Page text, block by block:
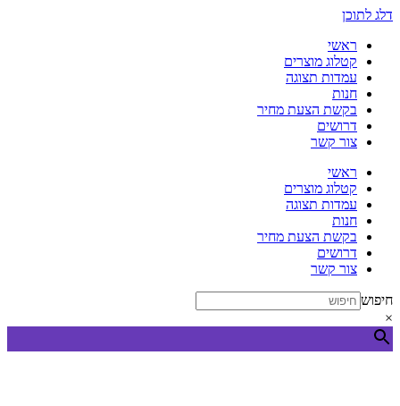
דלג לתוכן
ראשי
קטלוג מוצרים
עמדות תצוגה
חנות
בקשת הצעת מחיר
דרושים
צור קשר
ראשי
קטלוג מוצרים
עמדות תצוגה
חנות
בקשת הצעת מחיר
דרושים
צור קשר
חיפוש
×